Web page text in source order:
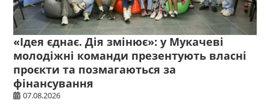
«Ідея єднає. Дія змінює»: у Мукачеві
молодіжні команди презентують власні
проєкти та позмагаються за
фінансування
07.08.2026